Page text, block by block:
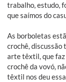
trabalho, estudo,
que saímos do
As borboletas
crochê, discussão
arte têxtil, que
crochê da vovó,
têxtil nos deu